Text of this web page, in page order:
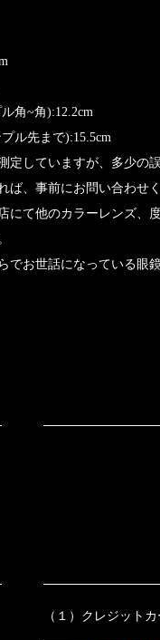
角~角):12.2cm
ル先まで):15.5cm
定していますが、多少の
ば、事前にお問い合わせく
にて他のカラーレンズ、
でお世話になっている眼
（１）クレジットカ